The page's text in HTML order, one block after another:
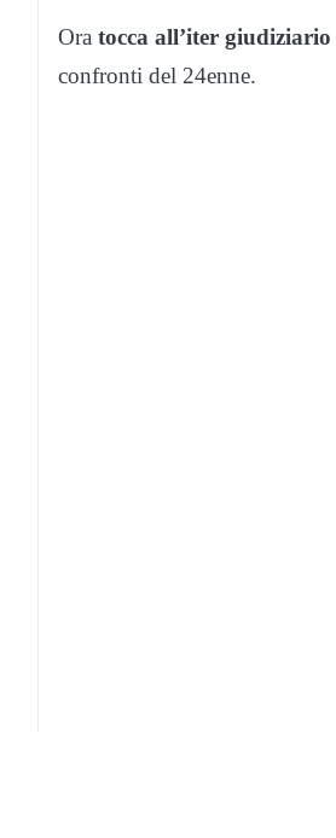
Ora tocca all’iter giudiziario
confronti del 24enne.